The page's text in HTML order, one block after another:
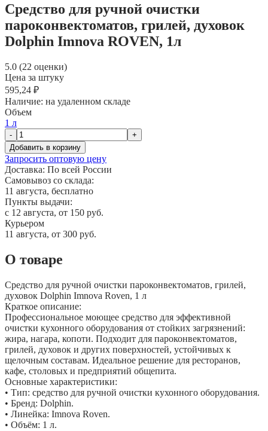
Средство для ручной очистки
пароконвектоматов, грилей, духовок
Dolphin Imnova ROVEN, 1л
5.0 (22 оценки)
Цена за штуку
595,24 ₽
Наличие: на удаленном складе
Объем
1 л
-
+
Добавить в корзину
Запросить оптовую цену
Доставка: По всей России
Самовывоз со склада:
11 августа, бесплатно
Пункты выдачи:
c 12 августа, от 150 руб.
Курьером
11 августа, от 300 руб.
О товаре
Средство для ручной очистки пароконвектоматов, грилей,
духовок Dolphin Imnova Roven, 1 л
Краткое описание:
Профессиональное моющее средство для эффективной
очистки кухонного оборудования от стойких загрязнений:
жира, нагара, копоти. Подходит для пароконвектоматов,
грилей, духовок и других поверхностей, устойчивых к
щелочным составам. Идеальное решение для ресторанов,
кафе, столовых и предприятий общепита.
Основные характеристики:
• Тип: средство для ручной очистки кухонного оборудования.
• Бренд: Dolphin.
• Линейка: Imnova Roven.
• Объём: 1 л.